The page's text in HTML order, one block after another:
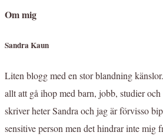
Om mig
Sandra Kaun
Liten blogg med en stor blandning
allt att gå ihop med barn, jobb, studier
skriver heter Sandra och jag är förvisso
sensitive person men det hindrar inte mig